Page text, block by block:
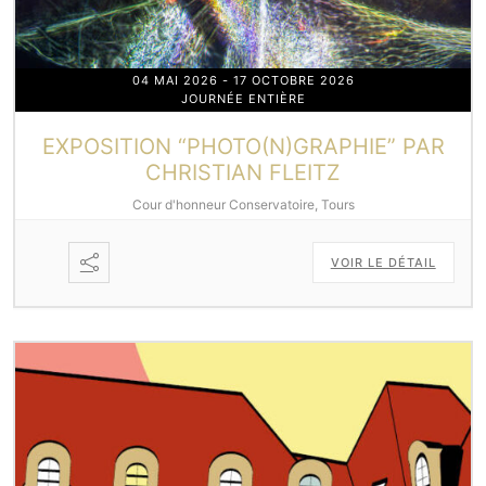
04 MAI 2026 - 17 OCTOBRE 2026
JOURNÉE ENTIÈRE
EXPOSITION “PHOTO(N)GRAPHIE” PAR
CHRISTIAN FLEITZ
Cour d'honneur Conservatoire, Tours
VOIR LE DÉTAIL